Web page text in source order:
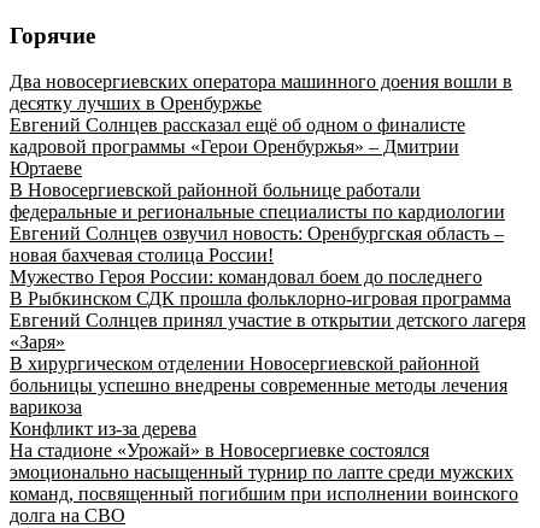
Горячие
Два новосергиевских оператора машинного доения вошли в
десятку лучших в Оренбуржье
Евгений Солнцев рассказал ещё об одном о финалисте
кадровой программы «Герои Оренбуржья» – Дмитрии
Юртаеве
В Новосергиевской районной больнице работали
федеральные и региональные специалисты по кардиологии
Евгений Солнцев озвучил новость: Оренбургская область –
новая бахчевая столица России!
Мужество Героя России: командовал боем до последнего
В Рыбкинском СДК прошла фольклорно-игровая программа
Евгений Солнцев принял участие в открытии детского лагеря
«Заря»
В хирургическом отделении Новосергиевской районной
больницы успешно внедрены современные методы лечения
варикоза
Конфликт из-за дерева
На стадионе «Урожай» в Новосергиевке состоялся
эмоционально насыщенный турнир по лапте среди мужских
команд, посвященный погибшим при исполнении воинского
долга на СВО